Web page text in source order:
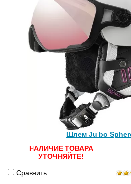
Шлем Julbo
НАЛИЧИЕ ТОВАРА
УТОЧНЯЙТЕ!
Сравнить